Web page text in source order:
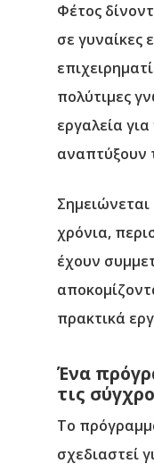
Φέτος
σε γυναίκες
πολύτιμες
εργαλεία
αναπτύξουν
χρόνια,
έχουν
πρακτικά
Ένα
τις
Το
σχεδιαστεί